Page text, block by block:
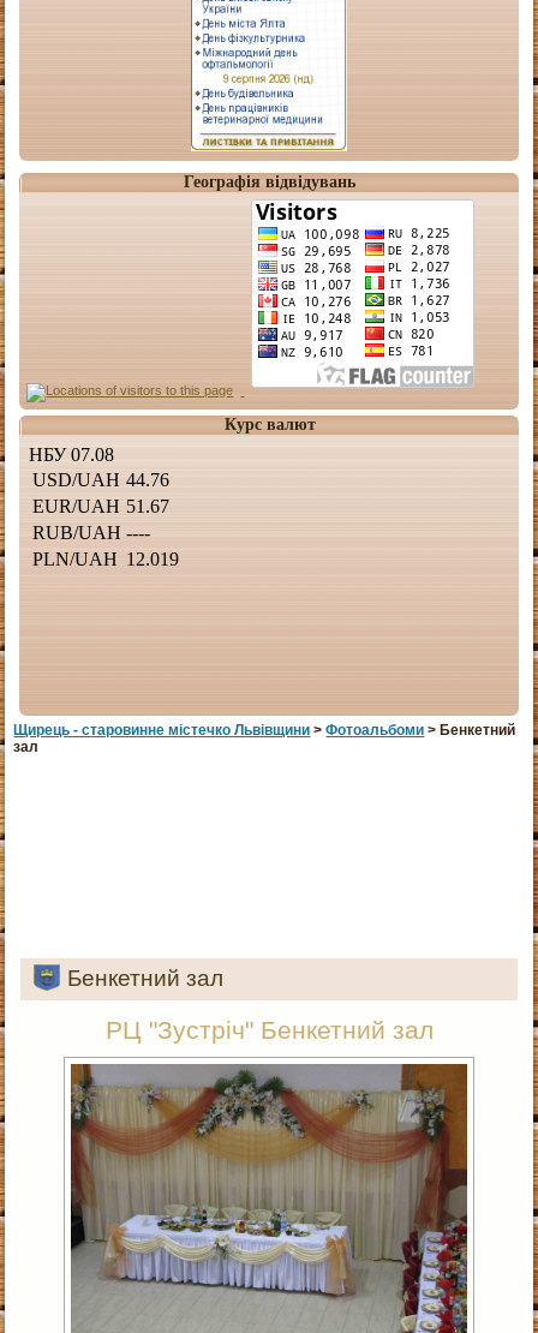
Географія відвідувань
Курс валют
Щирець - старовинне мiстечко Львiвщини >Фотоальбоми > Бенкетний
зал
Бенкетний зал
РЦ "Зустріч" Бенкетний зал